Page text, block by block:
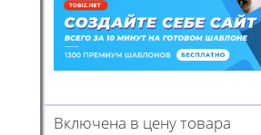
Включена в цену товара